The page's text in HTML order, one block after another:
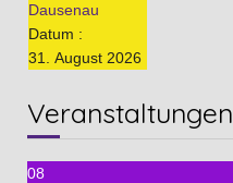
Dausenau
Datum :
31. August 2026
Veranstaltungen
08